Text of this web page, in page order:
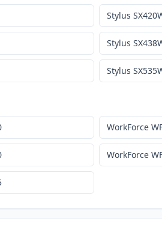
Stylus
Stylus
Stylus
WorkForce
WorkForce